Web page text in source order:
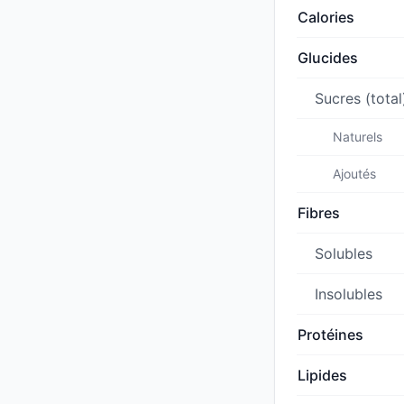
Calories
Glucides
Sucres
Naturels
Ajoutés
Fibres
Solubles
Insolubles
Protéines
Lipides